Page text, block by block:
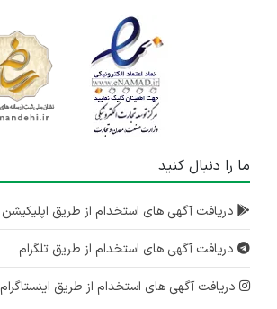
ما را دنبال کنید
دریافت آگهی های استخدام از طریق اپلیکیشن
دریافت آگهی های استخدام از طریق تلگرام
دریافت آگهی های استخدام از طریق اینستاگرام